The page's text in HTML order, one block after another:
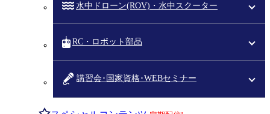
水中ドローン(ROV)・水中スクーター
RC・ロボット部品
講習会･国家資格･WEBセミナー